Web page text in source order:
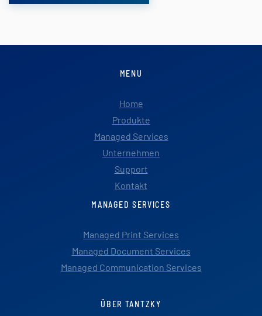
MENU
Home
Produkte
Managed Services
Unternehmen
Support
Kontakt
MANAGED SERVICES
Managed Print Services
Managed Document Services
Managed Communication Services
ÜBER TANTZKY